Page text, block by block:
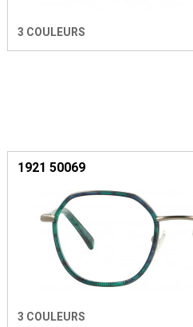
3 COULEURS
1921 50069
3 COULEURS